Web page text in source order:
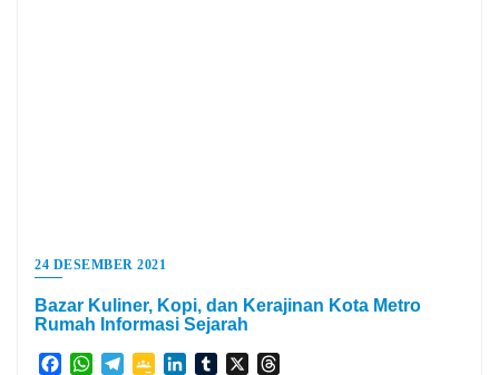
24 DESEMBER 2021
Bazar Kuliner, Kopi, dan Kerajinan Kota Metro
Rumah Informasi Sejarah
FacebookWhatsApp
TelegramGoogleLinkedInTumblr
X